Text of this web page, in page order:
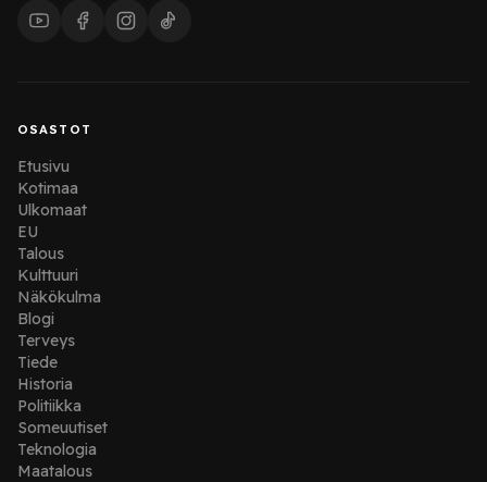
OSASTOT
Etusivu
Kotimaa
Ulkomaat
EU
Talous
Kulttuuri
Näkökulma
Blogi
Terveys
Tiede
Historia
Politiikka
Someuutiset
Teknologia
Maatalous